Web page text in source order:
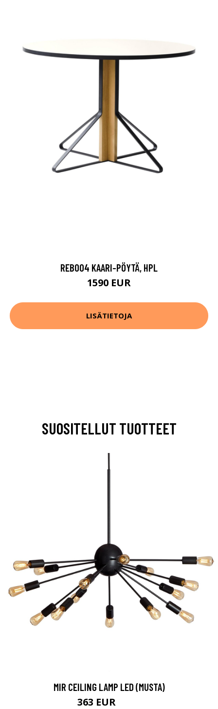
REB004 KAARI-PÖYTÄ, HPL
1590 EUR
LISÄTIETOJA
SUOSITELLUT TUOTTEET
MIR CEILING LAMP LED (MUSTA)
363 EUR